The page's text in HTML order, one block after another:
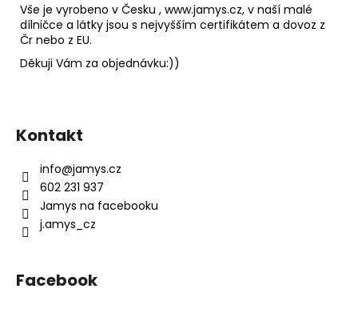
Vše je vyrobeno v Česku , www.jamys.cz, v naší malé
dílničce a látky jsou s nejvyšším certifikátem a dovoz z
Čr nebo z EU.
Děkuji Vám za objednávku:))
Kontakt
info@jamys.cz
602 231 937
Jamys na facebooku
j.amys_cz
Facebook